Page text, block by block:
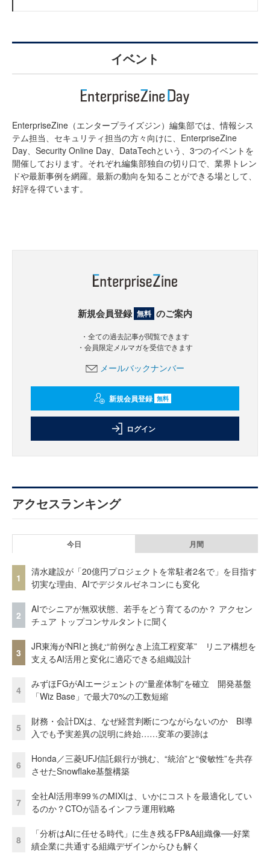
イベント
EnterpriseZine（エンタープライズジン）編集部では、情報シス
テム担当、セキュリティ担当の方々向けに、EnterpriseZine
Day、Security Online Day、DataTechという、3つのイベントを
開催しております。それぞれ編集部独自の切り口で、業界トレン
ドや最新事例を網羅。最新の動向を知ることができる場として、
好評を得ています。
新規会員登録 無料 のご案内
・全ての過去記事が閲覧できます
・会員限定メルマガを受信できます
メールバックナンバー
新規会員登録 無料
ログイン
アクセスランキング
今日 月間
1
清水建設が「20億円プロジェクトを常駐者2名で」を目指す
切実な理由、AIでデジタルゼネコンにも変化
2
AIでシニアが無双状態、若手をどう育てるのか？ アクセン
チュア トップコンサルタントに聞く
3
JR東海がNRIと挑む“前例なき上流工程変革” リニア構想を
支えるAI活用と変化に適応できる組織設計
4
みずほFGがAIエージェントの“量産体制”を確立 開発基盤
「Wiz Base」で最大70%の工数短縮
5
財務・会計DXは、なぜ経営判断につながらないのか BI導
入でも予実差異の説明に終始……変革の要諦は
6
Honda／三菱UFJ信託銀行が挑む、“統治”と“俊敏性”を共存
させたSnowflake基盤構築
7
全社AI活用率99％のMIXIは、いかにコストを最適化してい
るのか？CTOが語るインフラ運用戦略
8
「分析はAIに任せる時代」に生き残るFP&A組織像──好業
績企業に共通する組織デザインからひも解く